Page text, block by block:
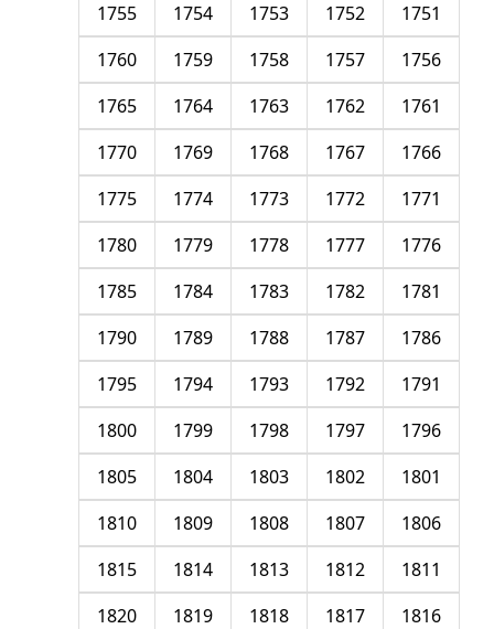
1751
1752
1753
1754
1755
1756
1757
1758
1759
1760
1761
1762
1763
1764
1765
1766
1767
1768
1769
1770
1771
1772
1773
1774
1775
1776
1777
1778
1779
1780
1781
1782
1783
1784
1785
1786
1787
1788
1789
1790
1791
1792
1793
1794
1795
1796
1797
1798
1799
1800
1801
1802
1803
1804
1805
1806
1807
1808
1809
1810
1811
1812
1813
1814
1815
1816
1817
1818
1819
1820